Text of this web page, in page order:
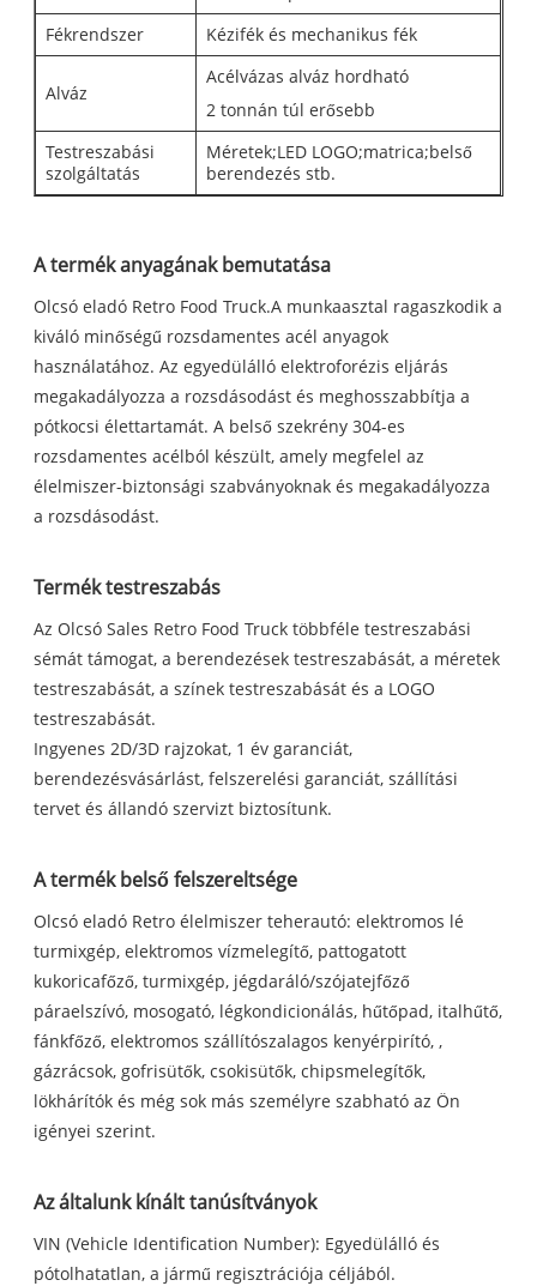
Fékrendszer
Kézifék és mechanikus fék
Alváz
Acélvázas alváz hordható
2 tonnán túl erősebb
Testreszabási
szolgáltatás
Méretek;LED LOGO;matrica;belső
berendezés stb.
A termék anyagának bemutatása
Olcsó eladó Retro Food Truck.A munkaasztal ragaszkodik a
kiváló minőségű rozsdamentes acél anyagok
használatához. Az egyedülálló elektroforézis eljárás
megakadályozza a rozsdásodást és meghosszabbítja a
pótkocsi élettartamát. A belső szekrény 304-es
rozsdamentes acélból készült, amely megfelel az
élelmiszer-biztonsági szabványoknak és megakadályozza
a rozsdásodást.
Termék testreszabás
Az Olcsó Sales Retro Food Truck többféle testreszabási
sémát támogat, a berendezések testreszabását, a méretek
testreszabását, a színek testreszabását és a LOGO
testreszabását.
Ingyenes 2D/3D rajzokat, 1 év garanciát,
berendezésvásárlást, felszerelési garanciát, szállítási
tervet és állandó szervizt biztosítunk.
A termék belső felszereltsége
Olcsó eladó Retro élelmiszer teherautó: elektromos lé
turmixgép, elektromos vízmelegítő, pattogatott
kukoricafőző, turmixgép, jégdaráló/szójatejfőző
páraelszívó, mosogató, légkondicionálás, hűtőpad, italhűtő,
fánkfőző, elektromos szállítószalagos kenyérpirító, ,
gázrácsok, gofrisütők, csokisütők, chipsmelegítők,
lökhárítók és még sok más személyre szabható az Ön
igényei szerint.
Az általunk kínált tanúsítványok
VIN (Vehicle Identification Number): Egyedülálló és
pótolhatatlan, a jármű regisztrációja céljából.